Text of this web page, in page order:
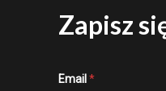
Zapisz
m
Email *